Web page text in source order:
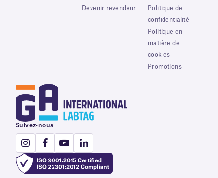
Devenir revendeur
Politique de
confidentialité
Politique en
matière de
cookies
Promotions
Suivez-nous